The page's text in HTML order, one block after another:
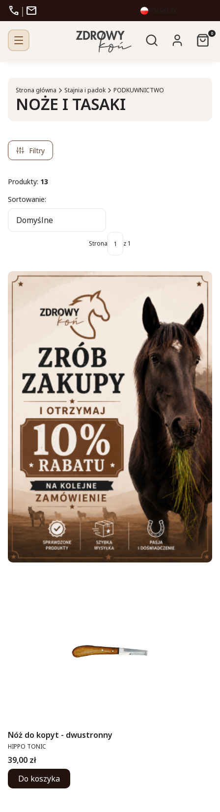
call | mail
Otwórz
Szukaj Zaloguj się
Strona główna Stajnia i padok PODKUWNICTWO
NOŻE I TASAKI
Filtry
Produkty: 13
Lista produktów
Sortowanie:
Domyślne
Strona z 1
Nóż do kopyt - dwustronny
PRODUCENT
HIPPO TONIC
Cena
39,00 zł
Do koszyka